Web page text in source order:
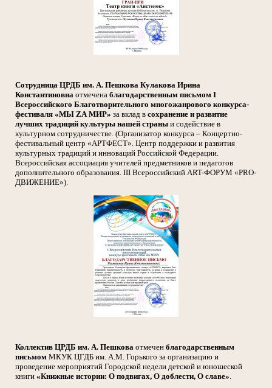
Сотрудница ЦРДБ им. А. Пешкова Кулакова Ирина
Константиновна отмечена благодарственным письмом I
Всероссийского Благотворительного многожанрового конкурса-
фестиваля «МЫ ZА МИР» за вклад в сохранение и развитие
лучших традиций культуры нашей страны и содействие в
культурном сотрудничестве. (Организатор конкурса – Концертно-
фестивальный центр «АРТФЕСТ». Центр поддержки и развития
культурных традиций и инноваций Российской Федерации.
Всероссийская ассоциация учителей предметников и педагогов
дополнительного образования. III Всероссийский ART-ФОРУМ «PRO-
ДВИЖЕНИЕ»).
Коллектив ЦРДБ им. А. Пешкова отмечен благодарственным
письмом МКУК ЦГДБ им. А.М. Горького за организацию и
проведение мероприятий Городской недели детской и юношеской
книги «Книжные истории: О подвигах, О доблести, О славе».